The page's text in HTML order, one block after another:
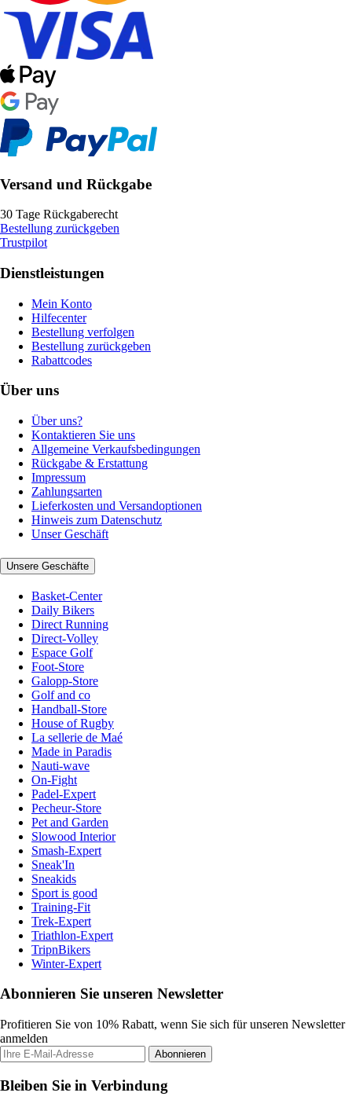
Versand und Rückgabe
30 Tage Rückgaberecht
Bestellung zurückgeben
Trustpilot
Dienstleistungen
Mein Konto
Hilfecenter
Bestellung verfolgen
Bestellung zurückgeben
Rabattcodes
Über uns
Über uns?
Kontaktieren Sie uns
Allgemeine Verkaufsbedingungen
Rückgabe & Erstattung
Impressum
Zahlungsarten
Lieferkosten und Versandoptionen
Hinweis zum Datenschutz
Unser Geschäft
Unsere Geschäfte
Basket-Center
Daily Bikers
Direct Running
Direct-Volley
Espace Golf
Foot-Store
Galopp-Store
Golf and co
Handball-Store
House of Rugby
La sellerie de Maé
Made in Paradis
Nauti-wave
On-Fight
Padel-Expert
Pecheur-Store
Pet and Garden
Slowood Interior
Smash-Expert
Sneak'In
Sneakids
Sport is good
Training-Fit
Trek-Expert
Triathlon-Expert
TripnBikers
Winter-Expert
Abonnieren Sie unseren Newsletter
Profitieren Sie von 10% Rabatt, wenn Sie sich für unseren Newsletter
anmelden
Abonnieren
Bleiben Sie in Verbindung